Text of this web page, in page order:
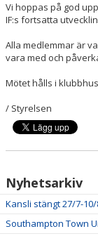
Vi hoppas på god
IF:s fortsatta
Alla medlemmar är
vara med och
Mötet hålls i
/ Styrelsen
Nyhetsarkiv
Kansli stängt 27/7-
Southampton Town